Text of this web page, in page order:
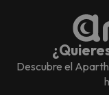
Descubre el